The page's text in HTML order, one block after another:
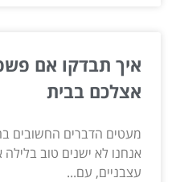
איך תבדקו אם
אצלכם בבית
מעטים הדברים החשובים
אנחנו לא ישנים טוב
עצבניים, עם...